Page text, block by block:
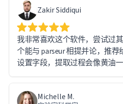
Zakir Siddiqui
我非常喜欢这个软件，尝试过
个能与 parseur 相提并论，推
设置字段，提取过程会像黄油
Michelle M.